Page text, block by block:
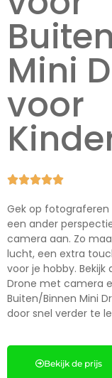
Mini
voor

Gek op fotograferen
een ander
camera aan. Zo
lucht, een extra
voor je hobby.
Drone met camera
Buiten/Binnen Mini
door snel verder te
Bekijk de prijs